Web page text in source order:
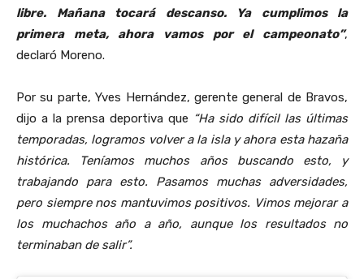
libre. Mañana tocará descanso. Ya cumplimos la
primera meta, ahora vamos por el campeonato”,
declaró Moreno.
Por su parte, Yves Hernández, gerente general de Bravos,
dijo a la prensa deportiva que “Ha sido difícil las últimas
temporadas, logramos volver a la isla y ahora esta hazaña
histórica. Teníamos muchos años buscando esto, y
trabajando para esto. Pasamos muchas adversidades,
pero siempre nos mantuvimos positivos. Vimos mejorar a
los muchachos año a año, aunque los resultados no
terminaban de salir”.